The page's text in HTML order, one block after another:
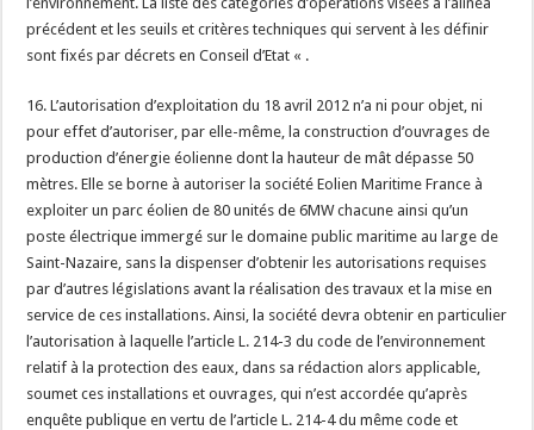
précédent et les seuils et critères techniques qui servent à les définir
sont fixés par décrets en Conseil d’Etat « .
16. L’autorisation d’exploitation du 18 avril 2012 n’a ni pour objet, ni
pour effet d’autoriser, par elle-même, la construction d’ouvrages de
production d’énergie éolienne dont la hauteur de mât dépasse 50
mètres. Elle se borne à autoriser la société Eolien Maritime France à
exploiter un parc éolien de 80 unités de 6MW chacune ainsi qu’un
poste électrique immergé sur le domaine public maritime au large de
Saint-Nazaire, sans la dispenser d’obtenir les autorisations requises
par d’autres législations avant la réalisation des travaux et la mise en
service de ces installations. Ainsi, la société devra obtenir en particulier
l’autorisation à laquelle l’article L. 214-3 du code de l’environnement
relatif à la protection des eaux, dans sa rédaction alors applicable,
soumet ces installations et ouvrages, qui n’est accordée qu’après
enquête publique en vertu de l’article L. 214-4 du même code et